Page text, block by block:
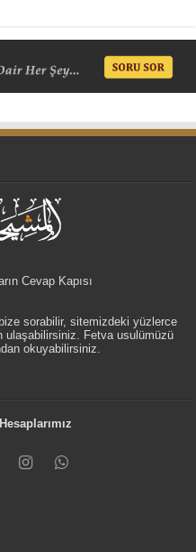
Cevap Kapısı
sorabilir, sitemizdeki yüzlerce
ulaşabilirsiniz. Fetva usulümüzü
okuyabilirsiniz.